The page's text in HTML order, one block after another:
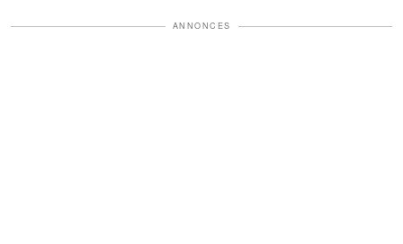
ANNONCES